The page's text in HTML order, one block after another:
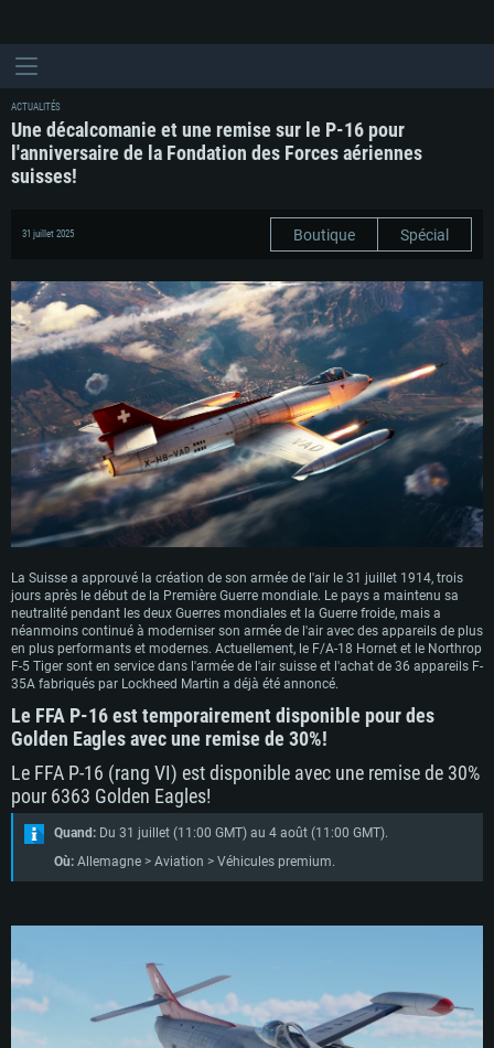
ACTUALITÉS
Une décalcomanie et une remise sur le P-16 pour
l'anniversaire de la Fondation des Forces aériennes
suisses!
31 juillet 2025 Boutique Spécial
La Suisse a approuvé la création de son armée de l'air le 31 juillet 1914, trois
jours après le début de la Première Guerre mondiale. Le pays a maintenu sa
neutralité pendant les deux Guerres mondiales et la Guerre froide, mais a
néanmoins continué à moderniser son armée de l'air avec des appareils de plus
en plus performants et modernes. Actuellement, le F/A-18 Hornet et le Northrop
F-5 Tiger sont en service dans l'armée de l'air suisse et l'achat de 36 appareils F-
35A fabriqués par Lockheed Martin a déjà été annoncé.
Le FFA P-16 est temporairement disponible pour des
Golden Eagles avec une remise de 30%!
Le FFA P-16 (rang VI) est disponible avec une remise de 30%
pour 6363 Golden Eagles!
Quand: Du 31 juillet (11:00 GMT) au 4 août (11:00 GMT).
Où: Allemagne > Aviation > Véhicules premium.